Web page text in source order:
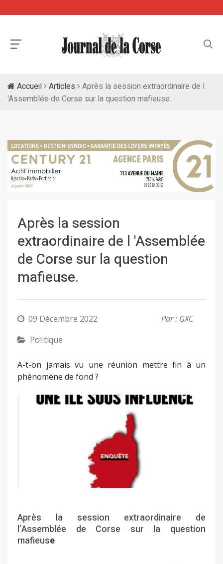
Accueil Articles
Après la session extraordinaire de l
'Assemblée de Corse sur la question mafieuse.
Après la session
extraordinaire de l 'Assemblée
de Corse sur la question
mafieuse.
09 Décembre 2022
Par : GXC
Politique
A-t-on jamais vu une réunion mettre fin à un
phénomène de fond ?
Après la session extraordinaire de
l’Assemblée de Corse sur la question
mafieuse